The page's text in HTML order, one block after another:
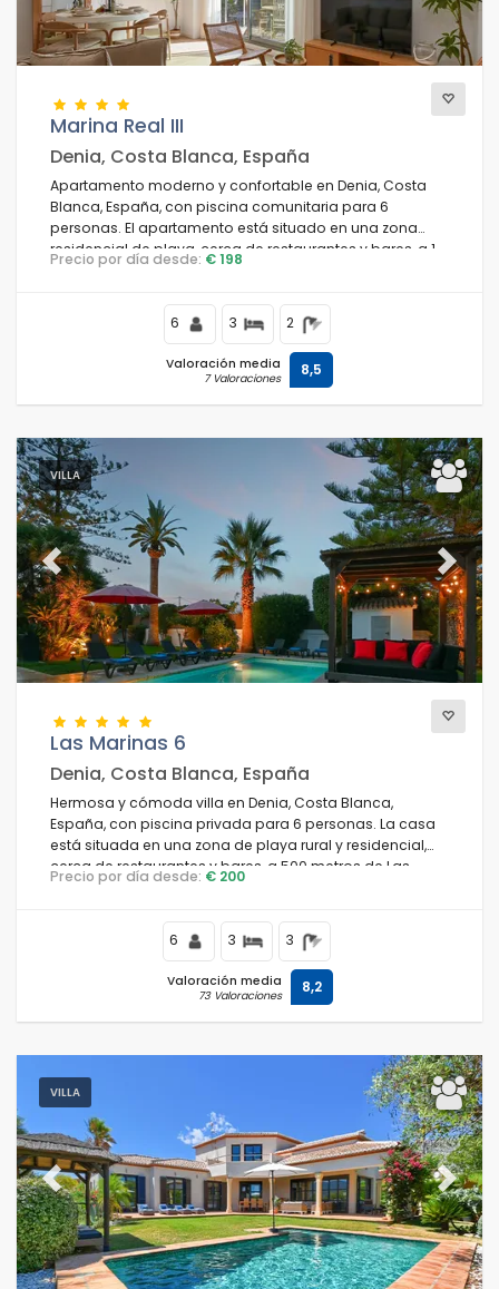
Marina Real III
Denia, Costa Blanca, España
Apartamento moderno y confortable en Denia, Costa
Blanca, España, con piscina comunitaria para 6
personas. El apartamento está situado en una zona
residencial de playa, cerca de restaurantes y bares, a 1
km de la playa de la Marineta y a 1 km del Mediterráneo.
Precio por día desde: € 198
6 3 2
Valoración media
7 Valoraciones 8,5
VILLA
Previous Next
Las Marinas 6
Denia, Costa Blanca, España
Hermosa y cómoda villa en Denia, Costa Blanca,
España, con piscina privada para 6 personas. La casa
está situada en una zona de playa rural y residencial,
cerca de restaurantes y bares, a 500 metros de Las
Marinas, playa de Denia y a 0.
Precio por día desde: € 200
6 3 3
Valoración media
73 Valoraciones 8,2
VILLA
Previous Next